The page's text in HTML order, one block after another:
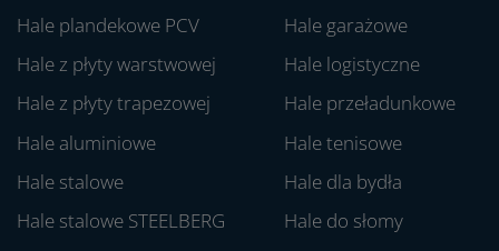
Hale plandekowe PCV
Hale z płyty warstwowej
Hale z płyty trapezowej
Hale aluminiowe
Hale stalowe
Hale stalowe STEELBERG
Hale garażowe
Hale logistyczne
Hale przeładunkowe
Hale tenisowe
Hale dla bydła
Hale do słomy